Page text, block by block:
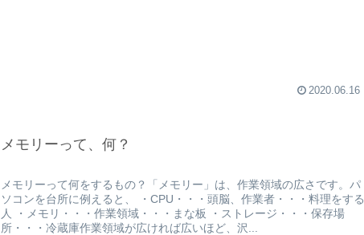
2020.06.16
メモリーって、何？
メモリーって何をするもの？「メモリー」は、作業領域の広さです。パ
ソコンを台所に例えると、 ・CPU・・・頭脳、作業者・・・料理をする
人 ・メモリ・・・作業領域・・・まな板 ・ストレージ・・・保存場
所・・・冷蔵庫作業領域が広ければ広いほど、沢...